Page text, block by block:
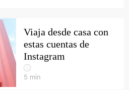
Viaja desde casa con
estas cuentas de
Instagram
5 min